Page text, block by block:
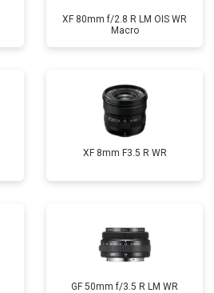
XF 80mm f/2.8 R LM OIS WR
Macro
XF 8mm F3.5 R WR
GF 50mm f/3.5 R LM WR